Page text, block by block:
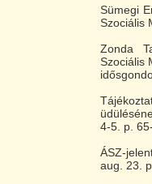
Sümegi
Szociális
Zonda
Szociális
4-5. p.
ÁSZ-
aug. 23.